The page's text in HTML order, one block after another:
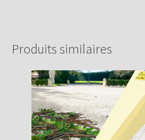
Produits similaires